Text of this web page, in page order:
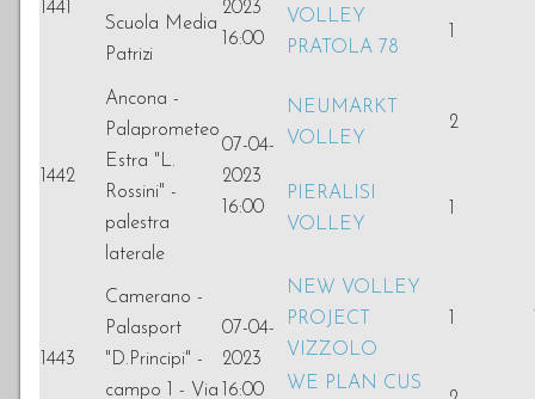
1441
Scuola Media
Patrizi
2023
16:00
VOLLEY
PRATOLA 78
1
1442
Ancona -
Palaprometeo
Estra "L.
Rossini" -
palestra
laterale
07-04-
2023
16:00
NEUMARKT
VOLLEY
2
PIERALISI
VOLLEY
1
1443
Camerano -
Palasport
"D.Principi" -
campo 1 - Via
07-04-
2023
16:00
NEW VOLLEY
PROJECT
VIZZOLO
1
WE PLAN CUS